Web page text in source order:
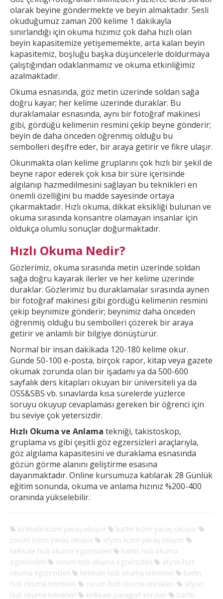
olarak beyine göndermekte ve beyin almaktadır. Sesli
okuduğumuz zaman 200 kelime 1 dakikayla
sınırlandığı için okuma hızımız çok daha hızlı olan
beyin kapasitemize yetişememekte, arta kalan beyin
kapasitemiz, boşluğu başka düşüncelerle doldurmaya
çalıştığından odaklanmamız ve okuma etkinliğimiz
azalmaktadır.
Okuma esnasında, göz metin üzerinde soldan sağa
doğru kayar; her kelime üzerinde duraklar. Bu
duraklamalar esnasında, aynı bir fotoğraf makinesi
gibi, gördüğü kelimenin resmini çekip beyne gönderir;
beyin de daha önceden öğrenmiş olduğu bu
sembolleri deşifre eder, bir araya getirir ve fikre ulaşır.
Okunmakta olan kelime gruplarını çok hızlı bir şekil de
beyne rapor ederek çok kısa bir süre içerisinde
algılanıp hazmedilmesini sağlayan bu teknikleri en
önemli özelliğini bu madde sayesinde ortaya
çıkarmaktadır. Hızlı okuma, dikkateksikliği bulunan ve
okuma sırasında konsantre olamayan insanlar için
oldukça olumlu sonuçlar doğurmaktadır.
Hızlı Okuma Nedir?
Gözlerimiz, okuma sırasında metin üzerinde soldan
sağa doğru kayarak ilerler ve her kelime üzerinde
duraklar. Gözlerimiz bu duraklamalar sırasında aynen
bir fotoğraf makinesi gibi gördüğü kelimenin resmini
çekip beynimize gönderir; beynimiz daha önceden
öğrenmiş olduğu bu sembolleri çözerek bir araya
getirir ve anlamlı bir bilgiye dönüştürür.
Normal bir insan dakikada 120-180 kelime okur.
Günde 50-100 e-posta, birçok rapor, kitap veya gazete
okumak zorunda olan bir işadamı ya da 500-600
sayfalık ders kitapları okuyan bir üniversiteli ya da
ÖSS&SBS vb. sınavlarda kısa sürelerde yüzlerce
soruyu okuyup cevaplaması gereken bir öğrenci için
bu seviye çok yetersizdir.
Hızlı Okuma ve Anlama tekniği, takistoskop,
gruplama vs gibi çeşitli göz egzersizleri araçlarıyla,
göz algılama kapasitesini ve duraklama esnasında
gözün görme alanını geliştirme esasına
dayanmaktadır. Online kursumuza katılarak 28 Günlük
eğitim sonunda, okuma ve anlama hızınız %200-400
oranında yükselebilir.
kirikkale kızım yavaş okuyor
bartin kızım yavaş okuyor
corum kızım yavaş okuyor
afyon kızım yavaş okuyor
kirikkale hızlı okuma egzersizleri
bartin hızlı okuma
egzersizleri
corum hızlı okuma egzersizleri
afyon hızlı
okuma egzersizleri
kirikkale hızlı okuma teknikleri
bartin
hızlı okuma teknikleri
corum hızlı okuma teknikleri
afyon
hızlı okuma teknikleri
kirikkale paragraf soruları bartin